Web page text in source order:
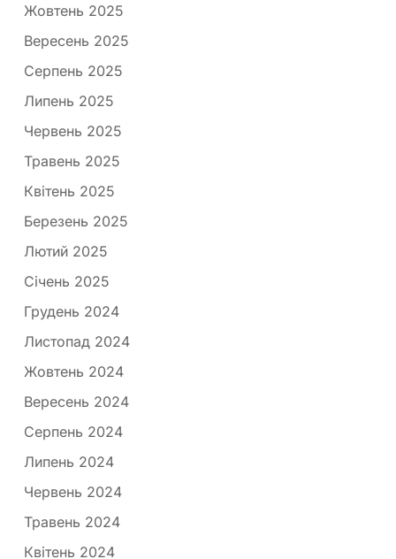
Жовтень 2025
Вересень 2025
Серпень 2025
Липень 2025
Червень 2025
Травень 2025
Квітень 2025
Березень 2025
Лютий 2025
Січень 2025
Грудень 2024
Листопад 2024
Жовтень 2024
Вересень 2024
Серпень 2024
Липень 2024
Червень 2024
Травень 2024
Квітень 2024